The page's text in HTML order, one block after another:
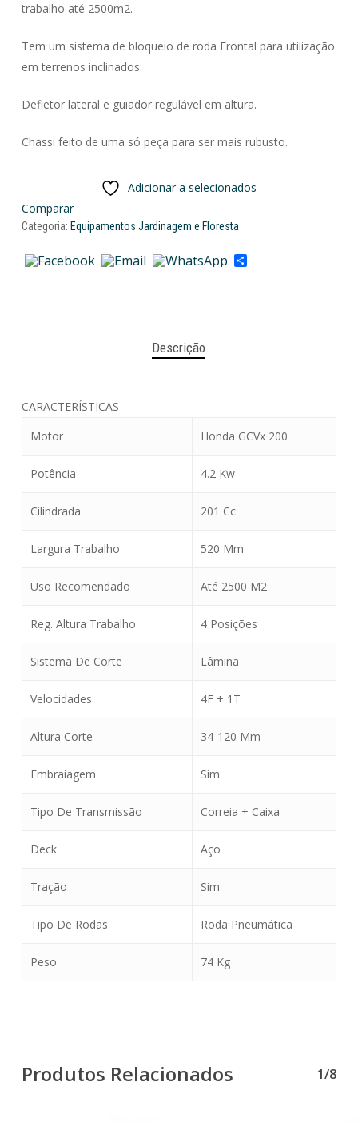
trabalho até 2500m2.
Tem um sistema de bloqueio de roda Frontal para utilização
em terrenos inclinados.
Defletor lateral e guiador regulável em altura.
Chassi feito de uma só peça para ser mais rubusto.
Adicionar a selecionados
Comparar
Categoria: Equipamentos Jardinagem e Floresta
Share
Descrição
CARACTERÍSTICAS
Motor
Honda GCVx 200
Potência 4.2 Kw
Cilindrada 201 Cc
Largura Trabalho 520 Mm
Uso Recomendado Até 2500 M2
Reg. Altura Trabalho 4 Posições
Sistema De Corte Lâmina
Velocidades 4F + 1T
Altura Corte 34-120 Mm
Embraiagem Sim
Tipo De Transmissão Correia + Caixa
Deck Aço
Tração Sim
Tipo De Rodas Roda Pneumática
Peso 74 Kg
Produtos Relacionados 1/8